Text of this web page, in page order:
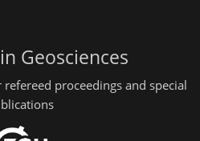
Geosciences
proceedings and special